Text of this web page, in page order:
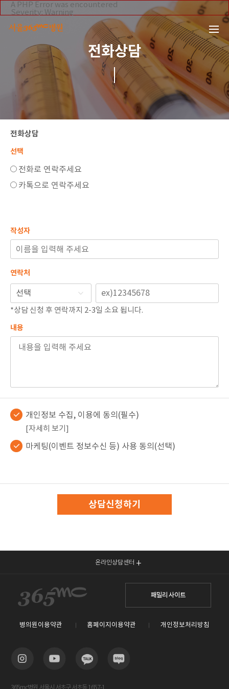
A PHP Error was encountered
Severity: Warning
Message: Invalid argument supplied for foreach()
Filename: _inc/header_body.php
Line Number: 108
Backtrace:
File:
/home/suction/public_html/application/views/mobile/
Line: 108
Function: _error_handler
File:
/home/suction/public_html/application/views/mobile/
Line: 295
Function: include
File:
/home/suction/public_html/application/core/
Line: 113
Function: view
/home/suction/public_html/application/controllers/
Line: 39
Function: view_print
File: /home/suction/public_html/index.php
Line: 327
Function: require_once
본문 바로가기
전화상담
전화상담
선택
전화로 연락주세요
카톡으로 연락주세요
작성자
연락처
*상담 신청 후 연락까지 2-3일 소요 됩니다.
내용
개인정보 수집, 이용에 동의(필수)
[자세히 보기]
마케팅(이벤트 정보수신 등) 사용 동의(선택)
상담신청하기
온라인상담센터
패밀리 사이트
병의원이용약관 홈페이지이용약관 개인정보처리방침
365mc병원 서울시 서초구 서초동 1657-1